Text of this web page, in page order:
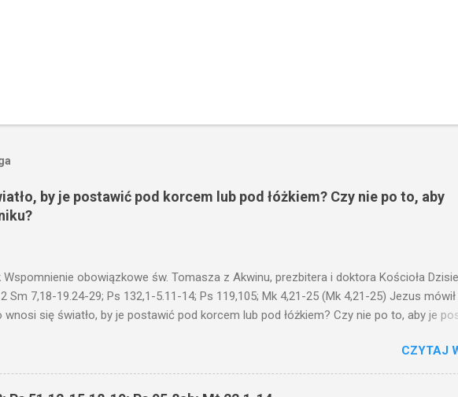
by je postawić pod korcem lub pod łóżkiem? Czy nie po to, aby
Wspomnienie obowiązkowe św. Tomasza z Akwinu, prezbitera i doktora Kościoła
Sm 7,18-19.24-29; Ps 132,1-5.11-14; Ps 119,105; Mk 4,21-25 (Mk 4,21-25) Jezus
wnosi się światło, by je postawić pod korcem lub pod łóżkiem? Czy nie po to, aby je
I mówił im: Uważajcie na to, czego słuchacie. Taką samą miarą, jaką wy mierzycie,
i jeszcze wam dołożą. Bo kto ma, temu będzie dane; a kto nie ma, pozbawią go i
fragmencie z Ewangelii Jezus kontynuuje przypowieści.... Czy po to wnosi się
CZYTAJ